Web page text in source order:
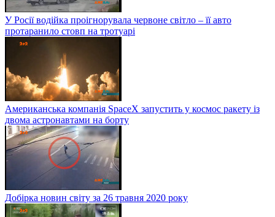
У Росії водійка проігнорувала червоне світло – її авто
протаранило стовп на тротуарі
Американська компанія SpaceX запустить у космос ракету із
двома астронавтами на борту
Добірка новин світу за 26 травня 2020 року